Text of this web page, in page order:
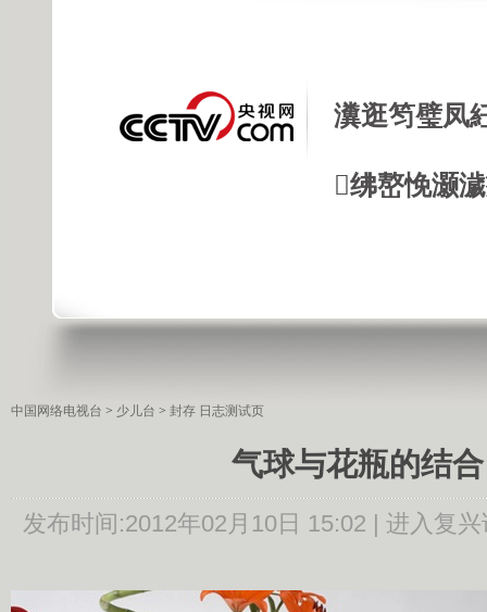
瀵逛笉璧凤
绋嶅悗灏
中国网络电视台 > 少儿台 > 封存 日志测试页
气球与花瓶的结合
发布时间:2012年02月10日 15:02 | 进入复兴